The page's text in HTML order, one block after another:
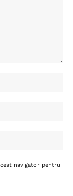
navigator pentru